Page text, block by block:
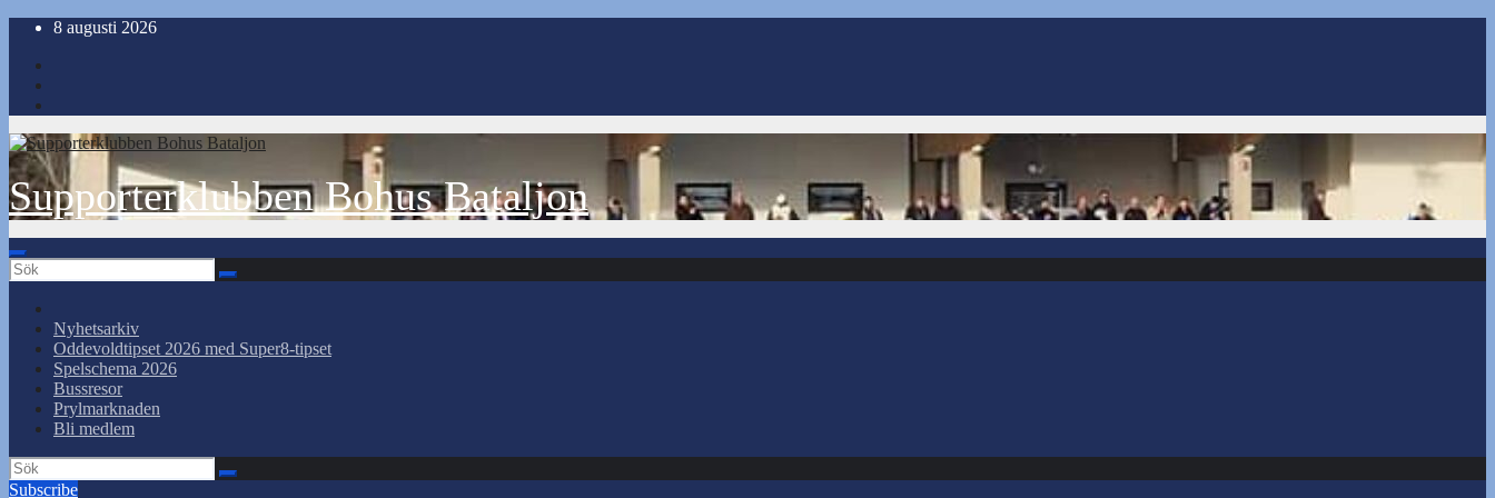
Hoppa
innehåll
8 augusti 2026
Supporterklubben Bohus Bataljon
Nyhetsarkiv
Oddevoldtipset 2026 med Super8-tipset
Spelschema 2026
Bussresor
Prylmarknaden
Bli medlem
Subscribe